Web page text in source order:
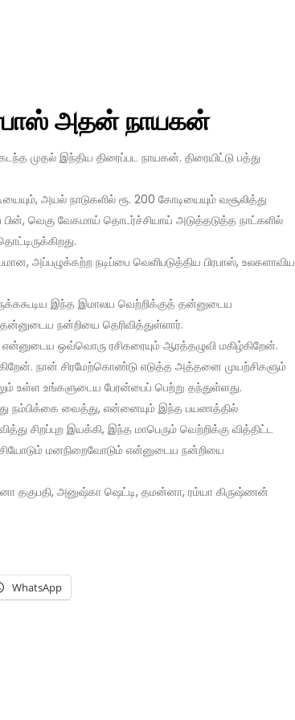
அதன் நாயகன்
முதல் இந்திய திரைப்பட நாயகன். திரையிட்டு பத்து
அயல் நாடுகளில் ரூ. 200 கோடியையும் வசூலித்து
வெகு வேகமாய் தொடர்ச்சியாய் அடுத்தடுத்த நாட்களில்
அப்பழுக்கற்ற நடிப்பை வெளிபடுத்திய பிரபாஸ், உலகளாவிய
இந்த இமாலய வெற்றிக்குத் தன்னுடைய
நன்றியை தெரிவித்துள்ளார்.
ஒவ்வொரு ரசிகரையும் ஆரத்தழுவி மகிழ்கிறேன்.
நான் சிரமேற்கொண்டு எடுத்த அத்தனை முயற்சிகளும்
உள்ள உங்களுடைய பேரன்பைப் பெற்று தந்துள்ளது.
நம்பிக்கை வைத்து, என்னையும் இந்த பயணத்தில்
இயக்கி, இந்த மாபெரும் வெற்றிக்கு வித்திட்ட
மனநிறைவோடும் என்னுடைய நன்றியை
தகுபதி, அனுஷ்கா ஷெட்டி, தமன்னா, ரம்யா கிருஷ்ணன்
WhatsApp